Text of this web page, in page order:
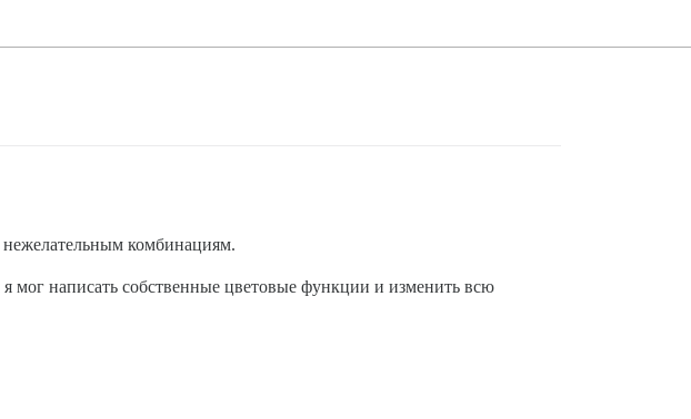
комбинациям.
мог написать собственные цветовые функции и изменить всю